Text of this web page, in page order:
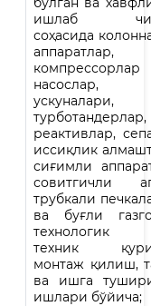
ишлаб
соҳасида
аппаратлар,
насослар,
ускуналари,
турботандерлар,
реактивлар,
иссиқлик
сиғимли
совитгичли
трубкали
ва буғли
технологик
техник
монтаж қилиш,
ва ишга
ишлари бўйича;